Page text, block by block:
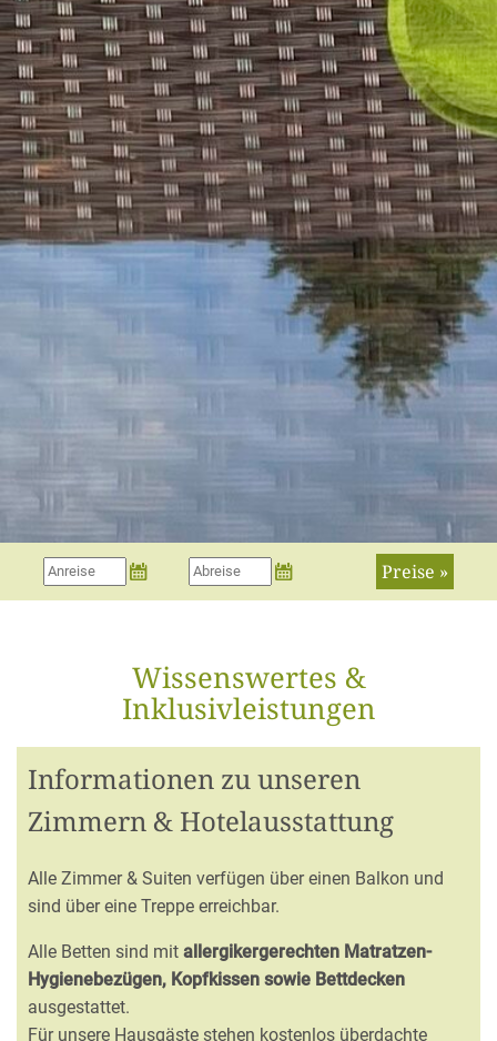
Preise »
Wissenswertes &
Inklusivleistungen
Informationen zu unseren
Zimmern & Hotelausstattung
Alle Zimmer & Suiten verfügen über einen Balkon und
sind über eine Treppe erreichbar.
Alle Betten sind mit allergikergerechten Matratzen-
Hygienebezügen, Kopfkissen sowie Bettdecken
ausgestattet.
Für unsere Hausgäste stehen kostenlos überdachte